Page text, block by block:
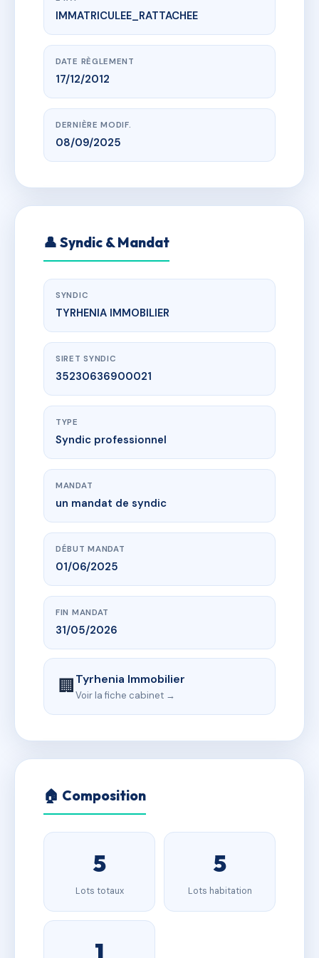
www.vme.plus/AC6553994
RESIDENCE ELEONORA
110 rue pascal paoli, 20230 San-Nicolao
IMMATRICULEE_RATTACHEE
DATE RÈGLEMENT
17/12/2012
DERNIÈRE MODIF.
08/09/2025
👤 Syndic & Mandat
SYNDIC
TYRHENIA IMMOBILIER
SIRET SYNDIC
35230636900021
TYPE
Syndic professionnel
MANDAT
un mandat de syndic
DÉBUT MANDAT
01/06/2025
FIN MANDAT
31/05/2026
🏢Tyrhenia Immobilier
Voir la fiche cabinet →
🏠 Composition
5
Lots totaux
5
Lots habitation
1